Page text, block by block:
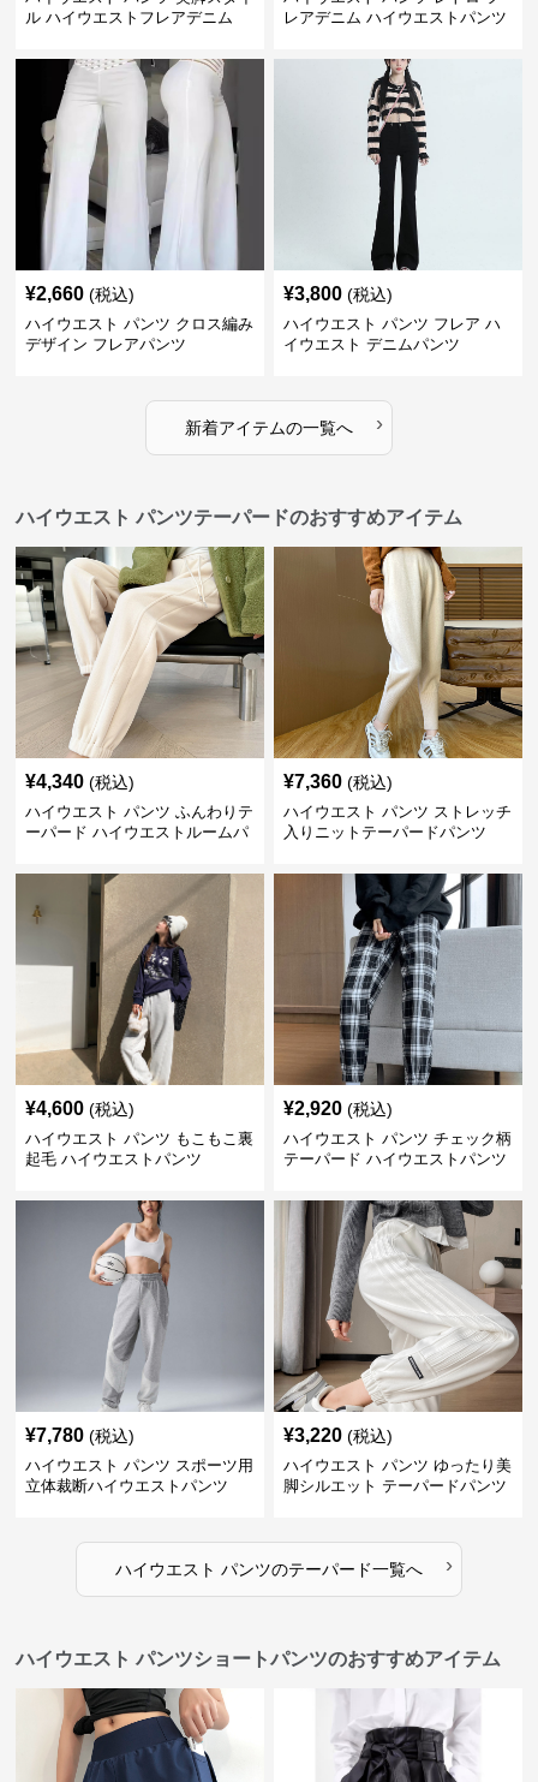
ル ハイウエストフレアデニム
レアデニム ハイウエストパンツ
¥2,660 (税込)
ハイウエスト パンツ クロス編み
デザイン フレアパンツ
¥3,800 (税込)
ハイウエスト パンツ フレア ハ
イウエスト デニムパンツ
新着アイテムの一覧へ ›
ハイウエスト パンツテーパードのおすすめアイテム
¥4,340 (税込)
ハイウエスト パンツ ふんわりテ
ーパード ハイウエストルームパ
¥7,360 (税込)
ハイウエスト パンツ ストレッチ
入りニットテーパードパンツ
¥4,600 (税込)
ハイウエスト パンツ もこもこ裏
起毛 ハイウエストパンツ
¥2,920 (税込)
ハイウエスト パンツ チェック柄
テーパード ハイウエストパンツ
¥7,780 (税込)
ハイウエスト パンツ スポーツ用
立体裁断ハイウエストパンツ
¥3,220 (税込)
ハイウエスト パンツ ゆったり美
脚シルエット テーパードパンツ
ハイウエスト パンツのテーパード一覧へ ›
ハイウエスト パンツショートパンツのおすすめアイテム